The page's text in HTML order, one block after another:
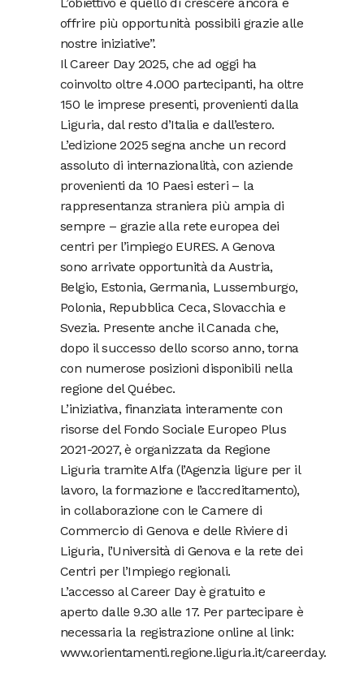
offrire più opportunità possibili grazie alle
nostre iniziative”.
Il Career Day 2025, che ad oggi ha
coinvolto oltre 4.000 partecipanti, ha oltre
150 le imprese presenti, provenienti dalla
Liguria, dal resto d’Italia e dall’estero.
L’edizione 2025 segna anche un record
assoluto di internazionalità, con aziende
provenienti da 10 Paesi esteri – la
rappresentanza straniera più ampia di
sempre – grazie alla rete europea dei
centri per l’impiego EURES. A Genova
sono arrivate opportunità da Austria,
Belgio, Estonia, Germania, Lussemburgo,
Polonia, Repubblica Ceca, Slovacchia e
Svezia. Presente anche il Canada che,
dopo il successo dello scorso anno, torna
con numerose posizioni disponibili nella
regione del Québec.
L’iniziativa, finanziata interamente con
risorse del Fondo Sociale Europeo Plus
2021-2027, è organizzata da Regione
Liguria tramite Alfa (l’Agenzia ligure per il
lavoro, la formazione e l’accreditamento),
in collaborazione con le Camere di
Commercio di Genova e delle Riviere di
Liguria, l’Università di Genova e la rete dei
Centri per l’Impiego regionali.
L’accesso al Career Day è gratuito e
aperto dalle 9.30 alle 17. Per partecipare è
necessaria la registrazione online al link:
www.orientamenti.regione.liguria.it/careerday.